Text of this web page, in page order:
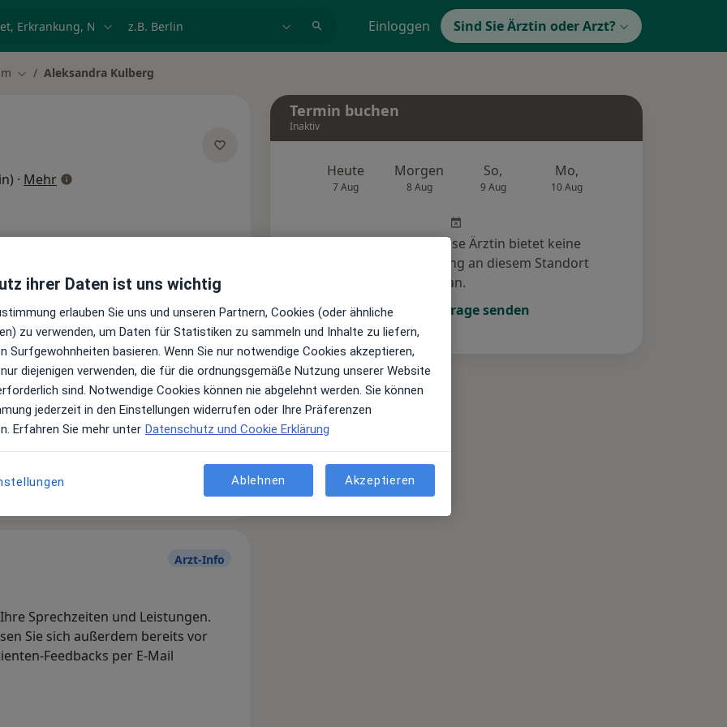
Einloggen Sind Sie Ärztin oder Arzt?
Stadt ändern
Aleksandra Kulberg
· Mehrüber Spezialisierungen
Bewertungen
und Kosten
über Leistungen
Arzt-Info
Sprechzeiten und Leistungen.
Sie sich außerdem bereits vor
Feedbacks per E-Mail
Termin buchen
Inaktiv
Heute
7 Aug
Morgen
8 Aug
So,
9 Aug
Mo,
10 Aug
Dieser Arzt bzw. diese Ärztin bietet keine
Online-Terminbuchung an diesem Standort
an.
Terminanfrage senden
ihrer Daten ist uns wichtig
erlauben Sie uns und unseren Partnern, Cookies (oder ähnliche
zu verwenden, um Daten für Statistiken zu sammeln und Inhalte zu liefern,
Surfgewohnheiten basieren. Wenn Sie nur notwendige Cookies akzeptieren,
diejenigen verwenden, die für die ordnungsgemäße Nutzung unserer Website
sind. Notwendige Cookies können nie abgelehnt werden. Sie können
jederzeit in den Einstellungen widerrufen oder Ihre Präferenzen
Erfahren Sie mehr unter Datenschutz und Cookie Erklärung
Ablehnen Akzeptieren